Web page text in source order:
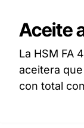
Aceite
La HSM FA
aceitera
con total